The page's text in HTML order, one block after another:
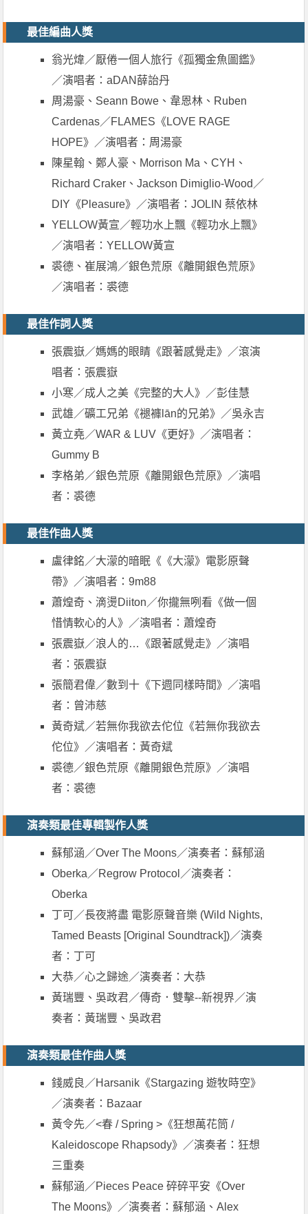
最佳編曲人獎
翁光煒／厭倦一個人旅行《孤獨金魚圖鑑》
／演唱者：aDAN薛詒丹
周湯豪、Seann Bowe、韋恩林、Ruben
Cardenas／FLAMES《LOVE RAGE
HOPE》／演唱者：周湯豪
陳星翰、鄭人豪、Morrison Ma、CYH、
Richard Craker、Jackson Dimiglio-Wood／
DIY《Pleasure》／演唱者：JOLIN 蔡依林
YELLOW黃宣／輕功水上飄《輕功水上飄》
／演唱者：YELLOW黃宣
裘德、崔展鴻／銀色荒原《離開銀色荒原》
／演唱者：裘德
最佳作詞人獎
張震嶽／媽媽的眼睛《跟著感覺走》／滾演
唱者：張震嶽
小寒／成人之美《完整的大人》／彭佳慧
武雄／礦工兄弟《褪褲lān的兄弟》／吳永吉
黃立堯／WAR & LUV《更好》／演唱者：
Gummy B
李格弟／銀色荒原《離開銀色荒原》／演唱
者：裘德
最佳作曲人獎
盧律銘／大濛的暗眠《《大濛》電影原聲
帶》／演唱者：9m88
蕭煌奇、滴燙Diiton／你攏無咧看《做一個
惜情軟心的人》／演唱者：蕭煌奇
張震嶽／浪人的…《跟著感覺走》／演唱
者：張震嶽
張簡君偉／數到十《下週同樣時間》／演唱
者：曾沛慈
黃奇斌／若無你我欲去佗位《若無你我欲去
佗位》／演唱者：黃奇斌
裘德／銀色荒原《離開銀色荒原》／演唱
者：裘德
演奏類最佳專輯製作人獎
蘇郁涵／Over The Moons／演奏者：蘇郁涵
Oberka／Regrow Protocol／演奏者：
Oberka
丁可／長夜將盡 電影原聲音樂 (Wild Nights,
Tamed Beasts [Original Soundtrack])／演奏
者：丁可
大恭／心之歸途／演奏者：大恭
黃瑞豐、吳政君／傳奇．雙擊--新視界／演
奏者：黃瑞豐、吳政君
演奏類最佳作曲人獎
錢威良／Harsanik《Stargazing 遊牧時空》
／演奏者：Bazaar
黃令先／<春 / Spring >《狂想萬花筒 /
Kaleidoscope Rhapsody》／演奏者：狂想
三重奏
蘇郁涵／Pieces Peace 碎碎平安《Over
The Moons》／演奏者：蘇郁涵、Alex